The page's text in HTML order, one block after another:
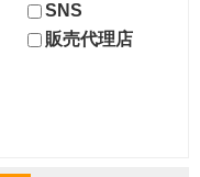
SNS
販売代理店